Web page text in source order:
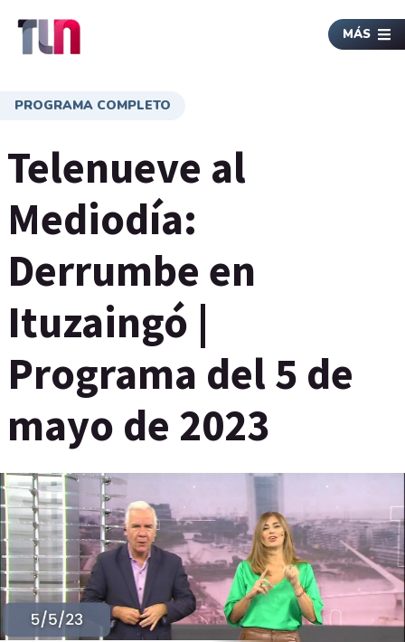
MÁS
PROGRAMA COMPLETO
Telenueve al
Mediodía:
Derrumbe en
Ituzaingó |
Programa del 5 de
mayo de 2023